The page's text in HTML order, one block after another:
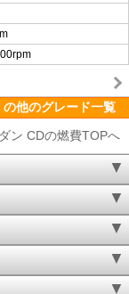
他のグレード一覧
ン CDの燃費TOPへ